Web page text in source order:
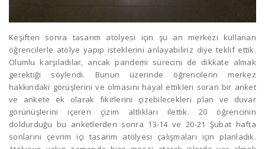
Keşiften sonra tasarım atölyesi için şu an merkezi kullanan
öğrencilerle atölye yapıp isteklerini anlayabiliriz diye teklif ettik.
Olumlu karşıladılar, ancak pandemi sürecini de dikkate almak
gerektiği söylendi. Bunun üzerinde öğrencilerin merkez
hakkındaki görüşlerini ve olmasını hayal ettikleri soran bir anket
ve ankete ek olarak fikirlerini çizebilecekleri plan ve duvar
görünüşlerini içeren çizim altlıkları ilettik. 20 öğrencinin
doldurduğu bu anketlerden sonra 13-14 ve 20-21 Şubat hafta
sonlarını çevrim içi tasarım atölyesi çalışmaları için planladık.